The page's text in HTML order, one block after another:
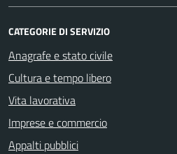
CATEGORIE DI SERVIZIO
Anagrafe e stato civile
Cultura e tempo libero
Vita lavorativa
Imprese e commercio
Appalti pubblici